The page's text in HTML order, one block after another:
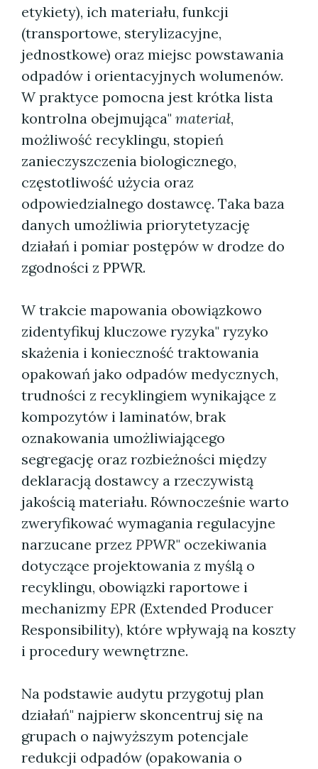
etykiety), ich materiału, funkcji
(transportowe, sterylizacyjne,
jednostkowe) oraz miejsc powstawania
odpadów i orientacyjnych wolumenów.
W praktyce pomocna jest krótka lista
kontrolna obejmująca" materiał,
możliwość recyklingu, stopień
zanieczyszczenia biologicznego,
częstotliwość użycia oraz
odpowiedzialnego dostawcę. Taka baza
danych umożliwia priorytetyzację
działań i pomiar postępów w drodze do
zgodności z PPWR.
W trakcie mapowania obowiązkowo
zidentyfikuj kluczowe ryzyka" ryzyko
skażenia i konieczność traktowania
opakowań jako odpadów medycznych,
trudności z recyklingiem wynikające z
kompozytów i laminatów, brak
oznakowania umożliwiającego
segregację oraz rozbieżności między
deklaracją dostawcy a rzeczywistą
jakością materiału. Równocześnie warto
zweryfikować wymagania regulacyjne
narzucane przez PPWR" oczekiwania
dotyczące projektowania z myślą o
recyklingu, obowiązki raportowe i
mechanizmy EPR (Extended Producer
Responsibility), które wpływają na koszty
i procedury wewnętrzne.
Na podstawie audytu przygotuj plan
działań" najpierw skoncentruj się na
grupach o najwyższym potencjale
redukcji odpadów (opakowania o